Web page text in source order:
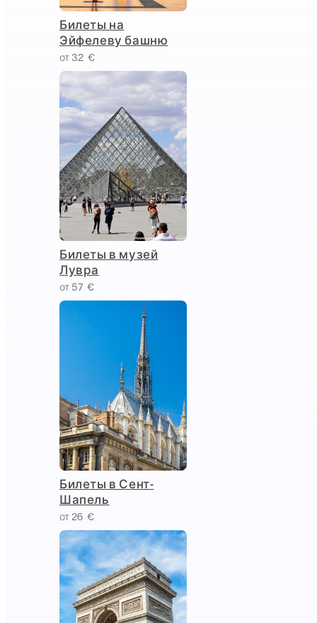
Билеты на
Эйфелеву башню
от 32 €
Билеты в музей
Лувра
от 57 €
Билеты в Сент-
Шапель
от 26 €